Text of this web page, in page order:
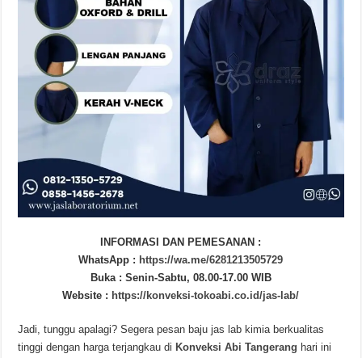
INFORMASI DAN PEMESANAN :
WhatsApp : https://wa.me/6281213505729
Buka : Senin-Sabtu, 08.00-17.00 WIB
Website : https://konveksi-tokoabi.co.id/jas-lab/
Jadi, tunggu apalagi? Segera pesan baju jas lab kimia berkualitas
tinggi dengan harga terjangkau di Konveksi Abi Tangerang hari ini